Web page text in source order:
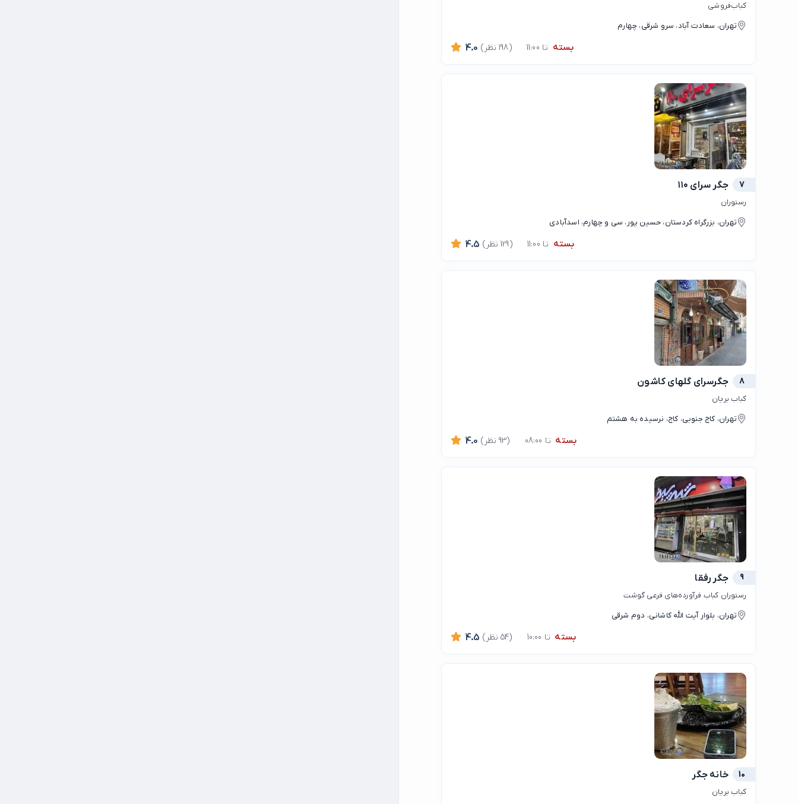
کباب‌فروشی
تهران، سعادت آباد، سرو شرقی، چهارم
بسته تا 11:00 4.0 (198 نظر)
7 جگر سرای ۱۱۰
رستوران
تهران، بزرگراه کردستان، حسین پور، سی و چهارم، اسدآبادی
بسته تا 11:00 4.5 (129 نظر)
8 جگرسرای گلهای کاشون
کباب بریان
تهران، کاج جنوبی، کاج، نرسیده به هشتم
بسته تا 08:00 4.0 (93 نظر)
9 جگر رفقا
رستوران کباب فرآورده‌های فرعی گوشت
تهران، بلوار آیت الله کاشانی، دوم شرقی
بسته تا 10:00 4.5 (54 نظر)
10 خانه جگر
کباب بریان